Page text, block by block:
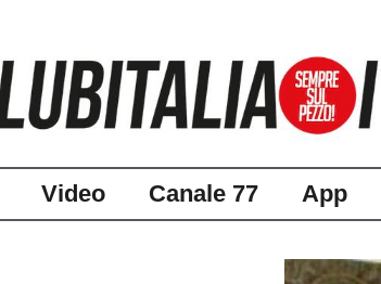
Video Canale 77 App